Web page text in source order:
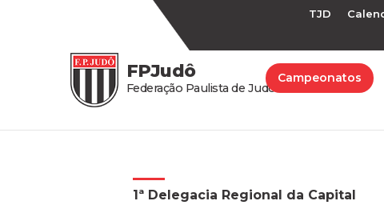
TJD
FPJudô
Federação Paulista de Judô
Campeonatos
1ª Delegacia Regional da Capital